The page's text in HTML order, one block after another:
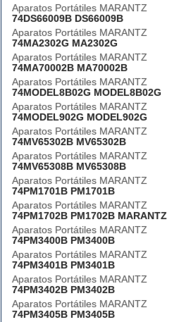
Aparatos Portátiles MARANTZ
74DS66009B DS66009B
Aparatos Portátiles MARANTZ
74MA2302G MA2302G
Aparatos Portátiles MARANTZ
74MA70002B MA70002B
Aparatos Portátiles MARANTZ
74MODEL8B02G MODEL8B02G
Aparatos Portátiles MARANTZ
74MODEL902G MODEL902G
Aparatos Portátiles MARANTZ
74MV65302B MV65302B
Aparatos Portátiles MARANTZ
74MV65308B MV65308B
Aparatos Portátiles MARANTZ
74PM1701B PM1701B
Aparatos Portátiles MARANTZ
74PM1702B PM1702B MARANTZ
Aparatos Portátiles MARANTZ
74PM3400B PM3400B
Aparatos Portátiles MARANTZ
74PM3401B PM3401B
Aparatos Portátiles MARANTZ
74PM3402B PM3402B
Aparatos Portátiles MARANTZ
74PM3405B PM3405B